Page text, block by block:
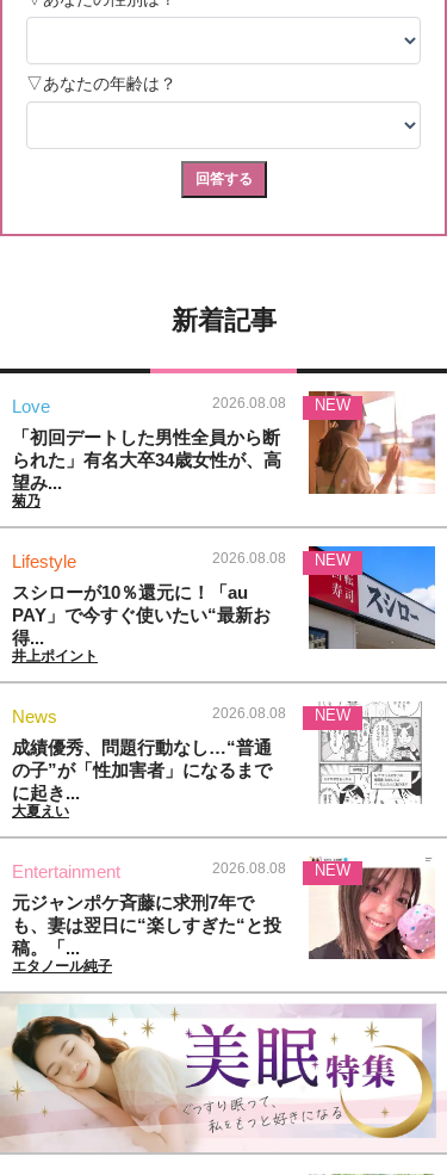
新着記事
Love 2026.08.08
「初回デートした男性全員から断
られた」有名大卒34歳女性が、高
望み...
菊乃
NEW
Lifestyle 2026.08.08
スシローが10％還元に！「au
PAY」で今すぐ使いたい“最新お
得...
井上ポイント
NEW
News 2026.08.08
成績優秀、問題行動なし…“普通
の子”が「性加害者」になるまで
に起き...
大夏えい
NEW
Entertainment 2026.08.08
元ジャンポケ斉藤に求刑7年で
も、妻は翌日に“楽しすぎた“と投
稿。「...
エタノール純子
NEW